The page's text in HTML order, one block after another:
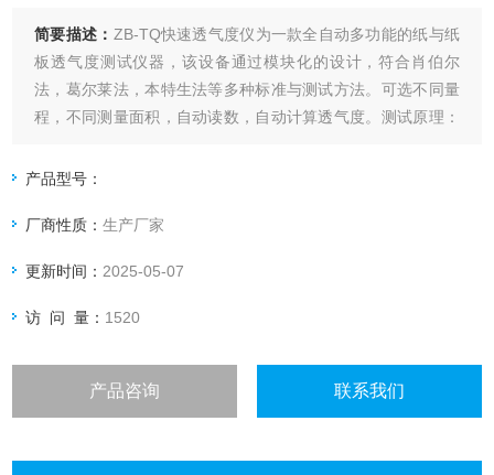
简要描述： ZB-TQ快速透气度仪为一款全自动多功能的纸与纸
板透气度测试仪器，该设备通过模块化的设计，符合肖伯尔
法，葛尔莱法，本特生法等多种标准与测试方法。可选不同量
程，不同测量面积，自动读数，自动计算透气度。测试原理：
产品型号：
厂商性质：生产厂家
更新时间： 2025-05-07
访 问 量： 1520
产品咨询 联系我们